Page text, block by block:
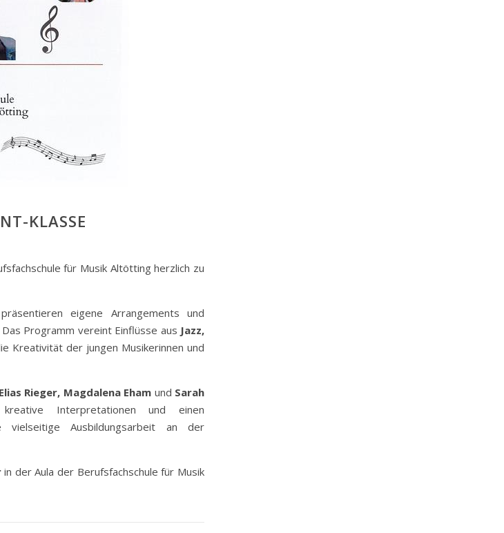
KLASSE
für Musik Altötting herzlich zu
eigene Arrangements und
Programm vereint Einflüsse aus Jazz,
Kreativität der jungen Musikerinnen und
Rieger, Magdalena Eham und Sarah
Interpretationen und einen
vielseitige Ausbildungsarbeit an der
in der Aula der Berufsfachschule für Musik